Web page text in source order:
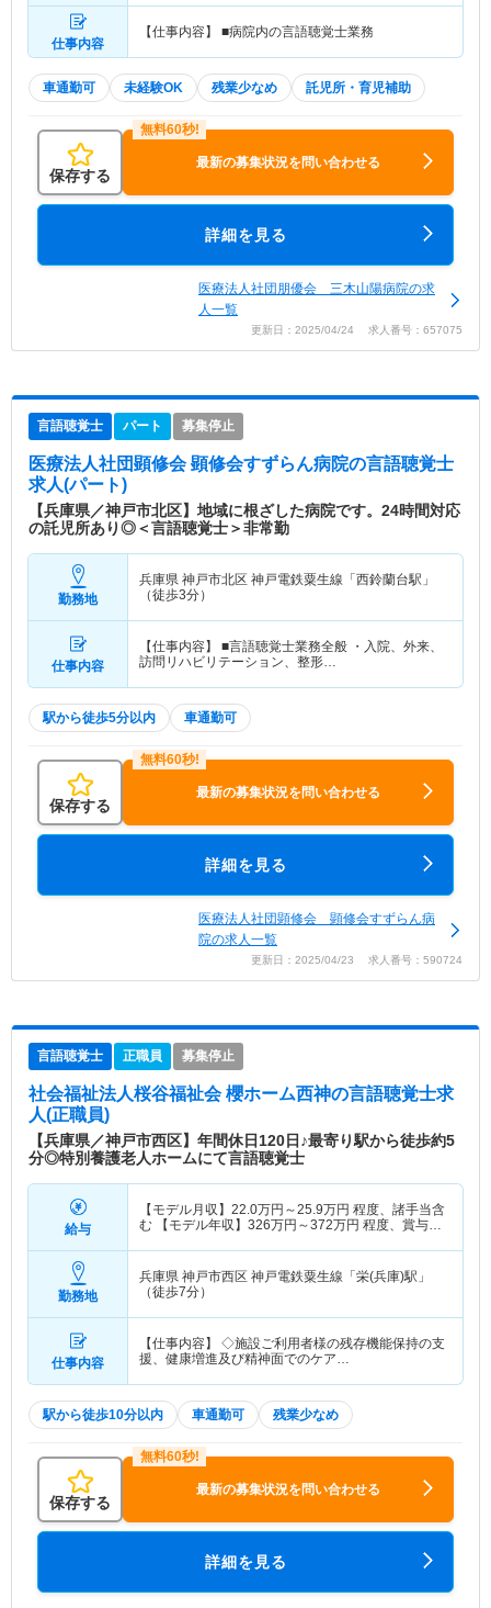
仕事内容
【仕事内容】 ■病院内の言語聴覚士業務
車通勤可 未経験OK 残業少なめ 託児所・育児補助
保存する
最新の募集状況を問い合わせる
詳細を見る
医療法人社団朋優会 三木山陽病院の求
人一覧
更新日：2025/04/24 求人番号：657075
言語聴覚士 パート 募集停止
医療法人社団顕修会 顕修会すずらん病院の言語聴覚士
求人(パート)
【兵庫県／神戸市北区】地域に根ざした病院です。24時間対応
の託児所あり◎＜言語聴覚士＞非常勤
勤務地
兵庫県 神戸市北区 神戸電鉄粟生線「西鈴蘭台駅」
（徒歩3分）
仕事内容
【仕事内容】 ■言語聴覚士業務全般 ・入院、外来、
訪問リハビリテーション、整形…
駅から徒歩5分以内 車通勤可
保存する
最新の募集状況を問い合わせる
詳細を見る
医療法人社団顕修会 顕修会すずらん病
院の求人一覧
更新日：2025/04/23 求人番号：590724
言語聴覚士 正職員 募集停止
社会福祉法人桜谷福祉会 櫻ホーム西神の言語聴覚士求
人(正職員)
【兵庫県／神戸市西区】年間休日120日♪最寄り駅から徒歩約5
分◎特別養護老人ホームにて言語聴覚士
給与
【モデル月収】 22.0万円～25.9万円 程度、諸手当含
む 【モデル年収】 326万円～372万円 程度、賞与
勤務地
兵庫県 神戸市西区 神戸電鉄粟生線「栄(兵庫)駅」
（徒歩7分）
仕事内容
【仕事内容】 ◇施設ご利用者様の残存機能保持の支
援、健康増進及び精神面でのケア…
駅から徒歩10分以内 車通勤可 残業少なめ
保存する
最新の募集状況を問い合わせる
詳細を見る